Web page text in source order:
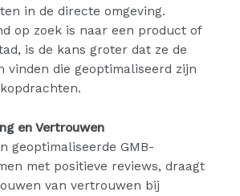
in de directe omgeving.
op zoek is naar een product of
is de kans groter dat ze de
vinden die geoptimaliseerd zijn
en Vertrouwen
geoptimaliseerde GMB-
met positieve reviews, draagt
van vertrouwen bij